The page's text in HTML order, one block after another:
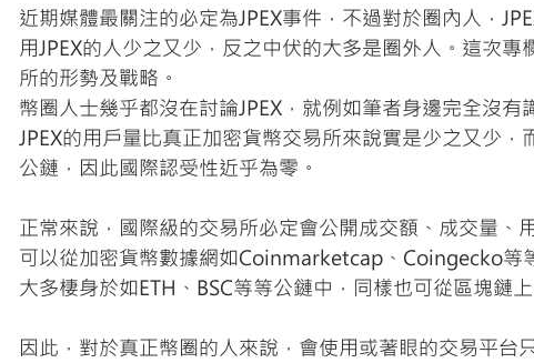
近期媒體最關注的必定為JPEX事件，不過對於圈內人，
用JPEX的人少之又少，反之中伏的大多是圈外人。這次
所的形勢及戰略。
幣圈人士幾乎都沒在討論JPEX，就例如筆者身邊完全沒有
JPEX的用戶量比真正加密貨幣交易所來說實是少之又少，
公鏈，因此國際認受性近乎為零。
正常來說，國際級的交易所必定會公開成交額、成交量、
可以從加密貨幣數據網如Coinmarketcap、Coingecko等
大多棲身於如ETH、BSC等等公鏈中，同樣也可從區塊鏈
因此，對於真正幣圈的人來說，會使用或著眼的交易平台